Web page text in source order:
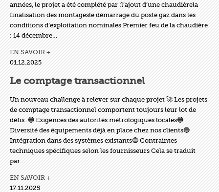
années, le projet a été complété par :l’ajout d’une chaudièrela
finalisation des montagesle démarrage du poste gaz dans les
conditions d’exploitation nominales Premier feu de la chaudière
: 14 décembre…
EN SAVOIR +
01.12.2025
Le comptage transactionnel
Un nouveau challenge à relever sur chaque projet 🚀 Les projets
de comptage transactionnel comportent toujours leur lot de
défis :🔵 Exigences des autorités métrologiques locales🔵
Diversité des équipements déjà en place chez nos clients🔵
Intégration dans des systèmes existants🔵 Contraintes
techniques spécifiques selon les fournisseurs Cela se traduit
par…
EN SAVOIR +
17.11.2025